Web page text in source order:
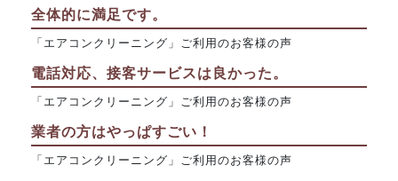
全体的に満足です。
「エアコンクリーニング」ご利用のお客様の声
電話対応、接客サービスは良かった。
「エアコンクリーニング」ご利用のお客様の声
業者の方はやっぱすごい！
「エアコンクリーニング」ご利用のお客様の声